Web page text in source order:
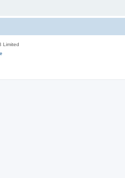
Limited